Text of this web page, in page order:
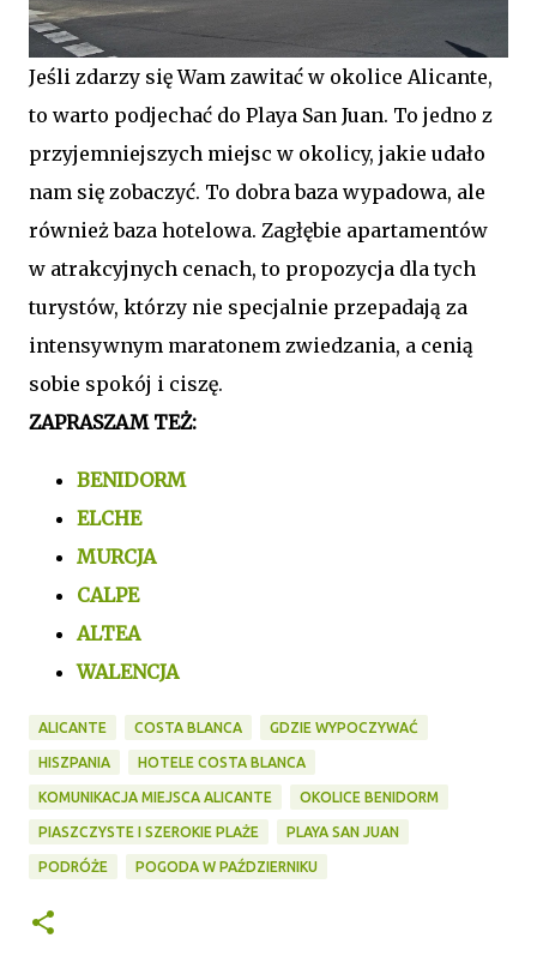
Jeśli zdarzy się Wam zawitać w okolice Alicante,
to warto podjechać do Playa San Juan. To jedno z
przyjemniejszych miejsc w okolicy, jakie udało
nam się zobaczyć. To dobra baza wypadowa, ale
również baza hotelowa. Zagłębie apartamentów
w atrakcyjnych cenach, to propozycja dla tych
turystów, którzy nie specjalnie przepadają za
intensywnym maratonem zwiedzania, a cenią
sobie spokój i ciszę.
ZAPRASZAM TEŻ:
BENIDORM
ELCHE
MURCJA
CALPE
ALTEA
WALENCJA
ALICANTE COSTA BLANCA GDZIE WYPOCZYWAĆ
HISZPANIA HOTELE COSTA BLANCA
KOMUNIKACJA MIEJSCA ALICANTE OKOLICE BENIDORM
PIASZCZYSTE I SZEROKIE PLAŻE PLAYA SAN JUAN
PODRÓŻE POGODA W PAŹDZIERNIKU